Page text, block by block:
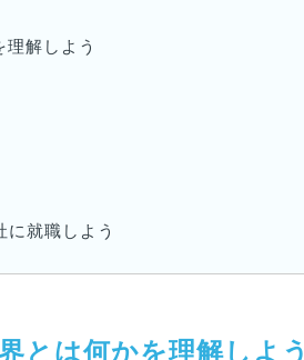
理解しよう
就職しよう
とは何かを理解しよう